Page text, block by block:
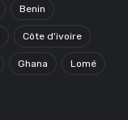
Benin
Côte d'ivoire
Ghana Lomé